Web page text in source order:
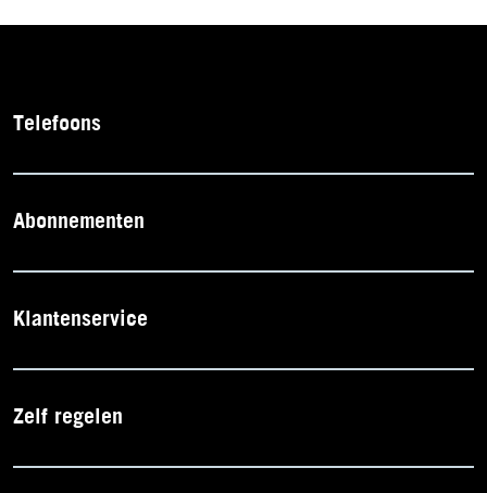
Telefoons
Abonnementen
Klantenservice
Zelf regelen